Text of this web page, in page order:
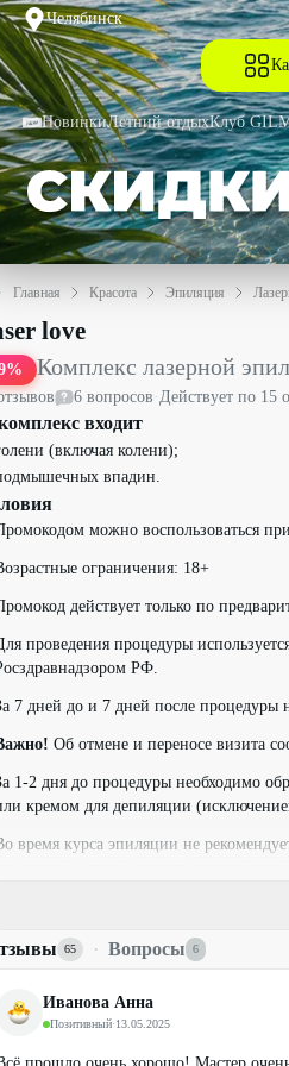
Челябинск
НовинкиЛетний отдыхКлуб
Главная Красота Эпиляция
лазерной эпиляции
love
% Комплекс лазерной
ов 6 вопросов ·Действует по 15
входит
(включая колени);
впадин.
можно воспользоваться
ограничения: 18+
действует только по
проведения процедуры
РФ.
7 дней до и 7 дней после процедуры
Об отмене и переносе визита
1-2 дня до процедуры необходимо
кремом для депиляции
время курса эпиляции не
промокод действует на одну
+7 (999) 582-99-49
+7 (982) 277-38-38
65 · Вопросы 6
Иванова Анна
Позитивный·13.05.2025